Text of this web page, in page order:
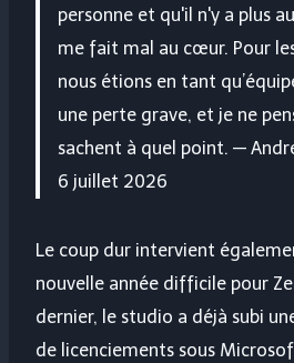
personne et qu'il n'y a plus
me fait mal au cœur. Pour
nous étions en tant
une perte grave, et je ne
sachent à quel point. —
6 juillet 2026
Le coup dur intervient
nouvelle année difficile pour
dernier, le studio a déjà subi
de licenciements sous